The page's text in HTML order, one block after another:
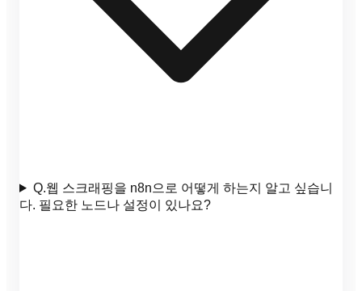
Q.웹 스크래핑을 n8n으로 어떻게 하는지 알고 싶습니
다. 필요한 노드나 설정이 있나요?